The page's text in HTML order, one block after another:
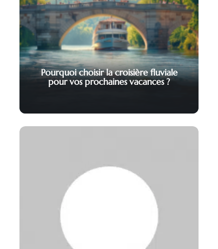
Pourquoi choisir la croisière fluviale
pour vos prochaines vacances ?